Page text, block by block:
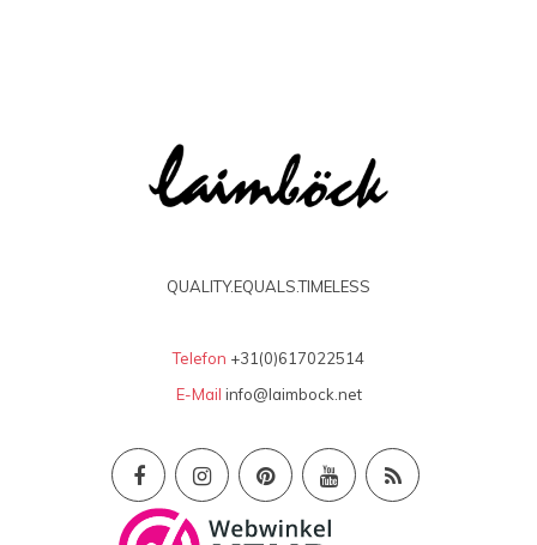
QUALITY.EQUALS.TIMELESS
Telefon +31(0)617022514
E-Mail info@laimbock.net